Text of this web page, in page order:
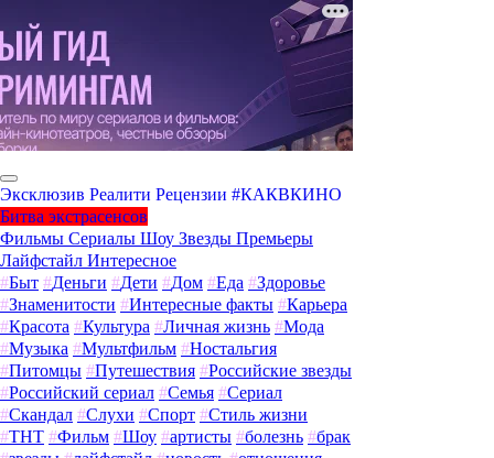
Эксклюзив Реалити Рецензии #КАКВКИНО
Битва экстрасенсов
Фильмы Сериалы Шоу Звезды Премьеры
Лайфстайл Интересное
#Быт #Деньги #Дети #Дом #Еда #Здоровье
#Знаменитости #Интересные факты #Карьера
#Красота #Культура #Личная жизнь #Мода
#Музыка #Мультфильм #Ностальгия
#Питомцы #Путешествия #Российские звезды
#Российский сериал #Семья #Сериал
#Скандал #Слухи #Спорт #Стиль жизни
#ТНТ #Фильм #Шоу #артисты #болезнь #брак